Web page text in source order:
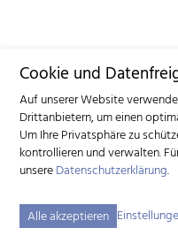
Cookie und
Auf unserer Website
Drittanbietern, um einen
Um Ihre Privatsphäre zu
kontrollieren und verwalten.
unsereDatenschutzerklärung.
Alle akzeptieren